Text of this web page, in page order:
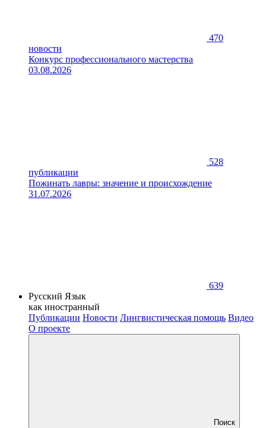
470
новости
Конкурс профессионального мастерства
03.08.2026
528
публикации
Пожинать лавры: значение и происхождение
31.07.2026
639
Русский Язык
как иностранный
Публикации Новости Лингвистическая помощь Видео
О проекте
Поиск